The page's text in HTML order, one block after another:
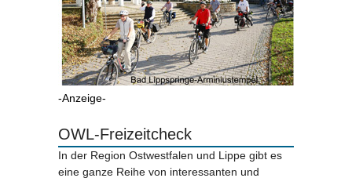
-Anzeige-
OWL-Freizeitcheck
In der Region Ostwestfalen und Lippe gibt es
eine ganze Reihe von interessanten und